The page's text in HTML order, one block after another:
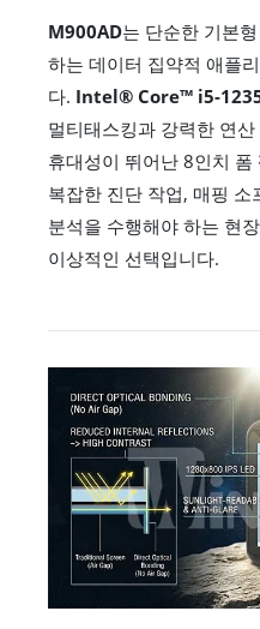
M900AD는 단순한 기본
하는 데이터 집약적 애플
다. Intel® Core™ i5-
멀티태스킹과 강력한 연
휴대성이 뛰어난 8인치
복잡한 진단 작업, 매핑
분석을 수행해야 하는 현
이상적인 선택입니다.